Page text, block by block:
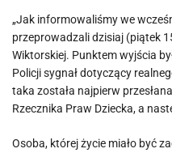
„Jak informowaliśmy we
przeprowadzali dzisiaj (piątek
Wiktorskiej. Punktem wyjścia
Policji sygnał dotyczący
taka została najpierw
Rzecznika Praw Dziecka, a
Osoba, której życie miało być